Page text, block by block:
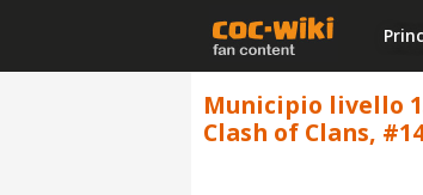
Municipio livello
Clash of Clans,